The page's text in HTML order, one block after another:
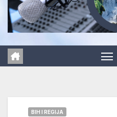
BIH I REGIJA